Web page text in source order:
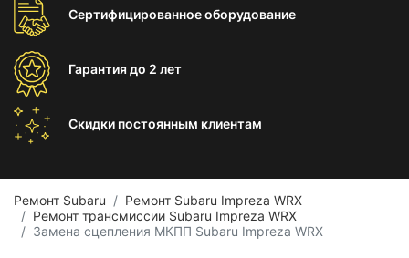
Сертифицированноеоборудование
Гарантиядо 2 лет
Скидки постоянным клиентам
Ремонт Subaru
Ремонт Subaru Impreza WRX
Ремонт трансмиссии Subaru Impreza WRX
Замена сцепления МКПП Subaru Impreza WRX